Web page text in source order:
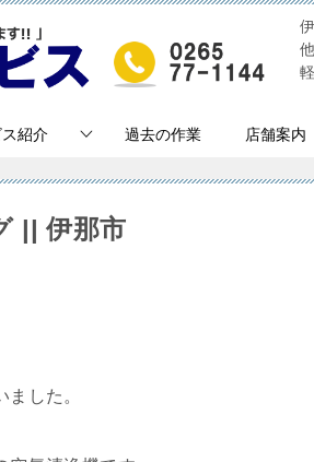
紹介 過去の作業 店舗案内
|| 伊那市
した。